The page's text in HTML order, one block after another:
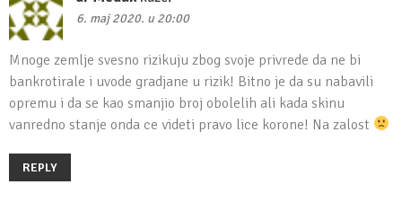
6. maj 2020. u 20:00
Mnoge zemlje svesno rizikuju zbog svoje privrede da ne bi
bankrotirale i uvode gradjane u rizik! Bitno je da su nabavili
opremu i da se kao smanjio broj obolelih ali kada skinu
vanredno stanje onda ce videti pravo lice korone! Na zalost
REPLY